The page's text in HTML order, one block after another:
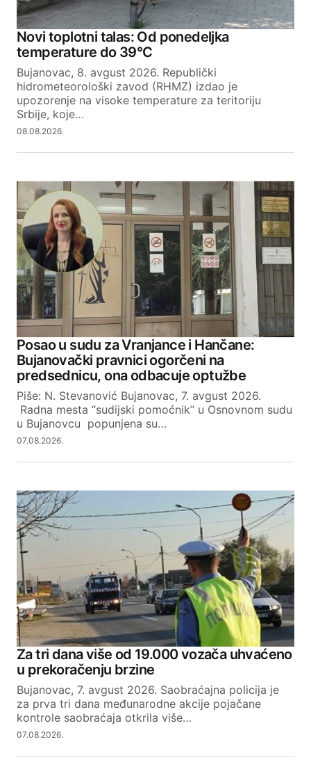
Novi toplotni talas: Od ponedeljka
temperature do 39°C
Bujanovac, 8. avgust 2026. Republički
hidrometeorološki zavod (RHMZ) izdao je
upozorenje na visoke temperature za teritoriju
Srbije, koje…
08.08.2026.
Posao u sudu za Vranjance i Hančane:
Bujanovački pravnici ogorčeni na
predsednicu, ona odbacuje optužbe
Piše: N. Stevanović Bujanovac, 7. avgust 2026.
Radna mesta “sudijski pomoćnik” u Osnovnom sudu
u Bujanovcu popunjena su…
07.08.2026.
Za tri dana više od 19.000 vozača uhvaćeno
u prekoračenju brzine
Bujanovac, 7. avgust 2026. Saobraćajna policija je
za prva tri dana međunarodne akcije pojačane
kontrole saobraćaja otkrila više…
07.08.2026.